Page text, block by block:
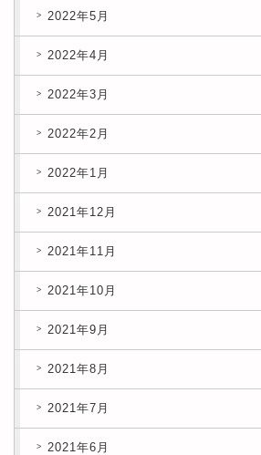
2022年5月
2022年4月
2022年3月
2022年2月
2022年1月
2021年12月
2021年11月
2021年10月
2021年9月
2021年8月
2021年7月
2021年6月